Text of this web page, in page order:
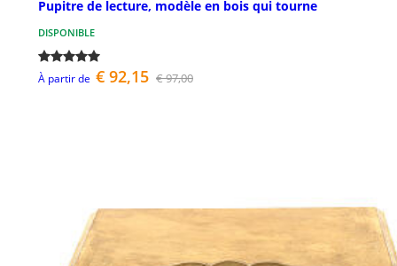
Pupitre de lecture, modèle en bois qui tourne
DISPONIBLE
À partir de € 92,15 € 97,00